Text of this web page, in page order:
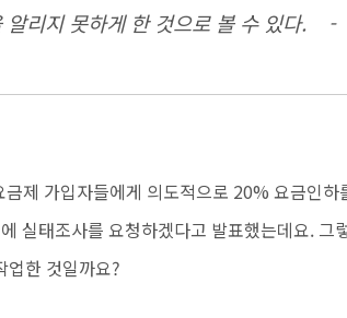
알리지 못하게 한 것으로 볼 수 있다. -
제 가입자들에게 의도적으로 20% 요금인하
실태조사를 요청하겠다고 발표했는데요. 그
업한 것일까요?